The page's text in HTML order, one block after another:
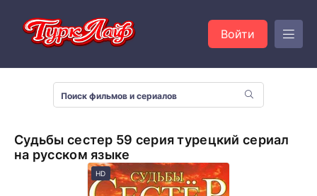
Войти
Судьбы сестер 59 серия турецкий сериал
на русском языке
HD